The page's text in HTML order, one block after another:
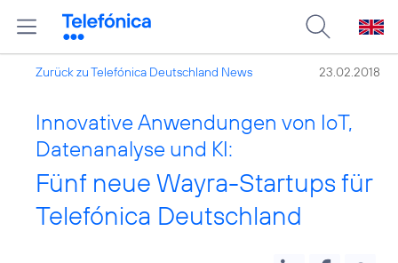
Zurück zu Telefónica Deutschland News 23.02.2018
Innovative Anwendungen von IoT,
Datenanalyse und KI:
Fünf neue Wayra-Startups für
Telefónica Deutschland